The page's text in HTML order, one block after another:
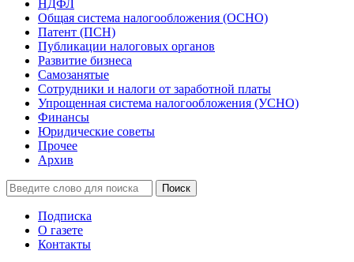
НДФЛ
Общая система налогообложения (ОСНО)
Патент (ПСН)
Публикации налоговых органов
Развитие бизнеса
Самозанятые
Сотрудники и налоги от заработной платы
Упрощенная система налогообложения (УСНО)
Финансы
Юридические советы
Прочее
Архив
Подписка
О газете
Контакты